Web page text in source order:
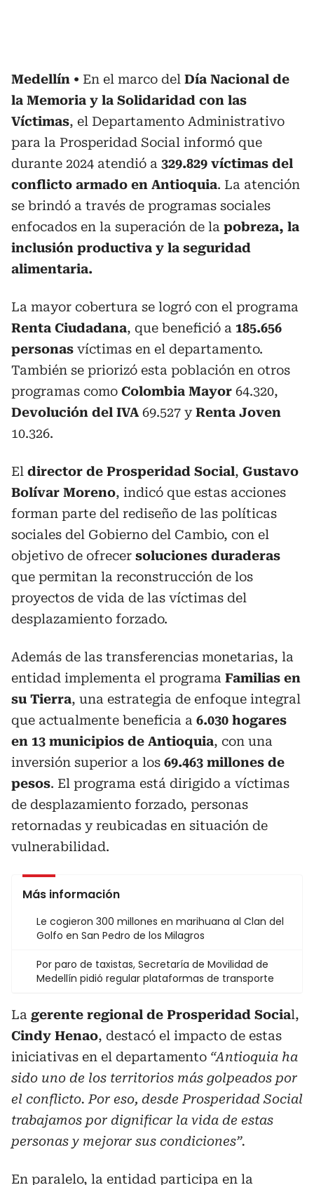
Medellín En el marco del Día Nacional de
la Memoria y la Solidaridad con las
Víctimas, el Departamento Administrativo
para la Prosperidad Social informó que
durante 2024 atendió a 329.829 víctimas del
conflicto armado en Antioquia. La atención
se brindó a través de programas sociales
enfocados en la superación de la pobreza, la
inclusión productiva y la seguridad
alimentaria.
La mayor cobertura se logró con el programa
Renta Ciudadana, que benefició a 185.656
personas víctimas en el departamento.
También se priorizó esta población en otros
programas como Colombia Mayor 64.320,
Devolución del IVA 69.527 yRenta Joven
10.326.
El director de Prosperidad Social, Gustavo
Bolívar Moreno, indicó que estas acciones
forman parte del rediseño de las políticas
sociales del Gobierno del Cambio, con el
objetivo de ofrecer soluciones duraderas
que permitan la reconstrucción de los
proyectos de vida de las víctimas del
desplazamiento forzado.
Además de las transferencias monetarias, la
entidad implementa el programa Familias en
su Tierra, una estrategia de enfoque integral
que actualmente beneficia a 6.030 hogares
en 13 municipios de Antioquia, con una
inversión superior a los 69.463 millones de
pesos. El programa está dirigido a víctimas
de desplazamiento forzado, personas
retornadas y reubicadas en situación de
vulnerabilidad.
Más información
Le cogieron 300 millones en marihuana al Clan del
Golfo en San Pedro de los Milagros
Por paro de taxistas, Secretaría de Movilidad de
Medellín pidió regular plataformas de transporte
La gerente regional de Prosperidad Social,
Cindy Henao, destacó el impacto de estas
iniciativas en el departamento “Antioquia ha
sido uno de los territorios más golpeados por
el conflicto. Por eso, desde Prosperidad Social
trabajamos por dignificar la vida de estas
personas y mejorar sus condiciones”.
En paralelo, la entidad participa en la